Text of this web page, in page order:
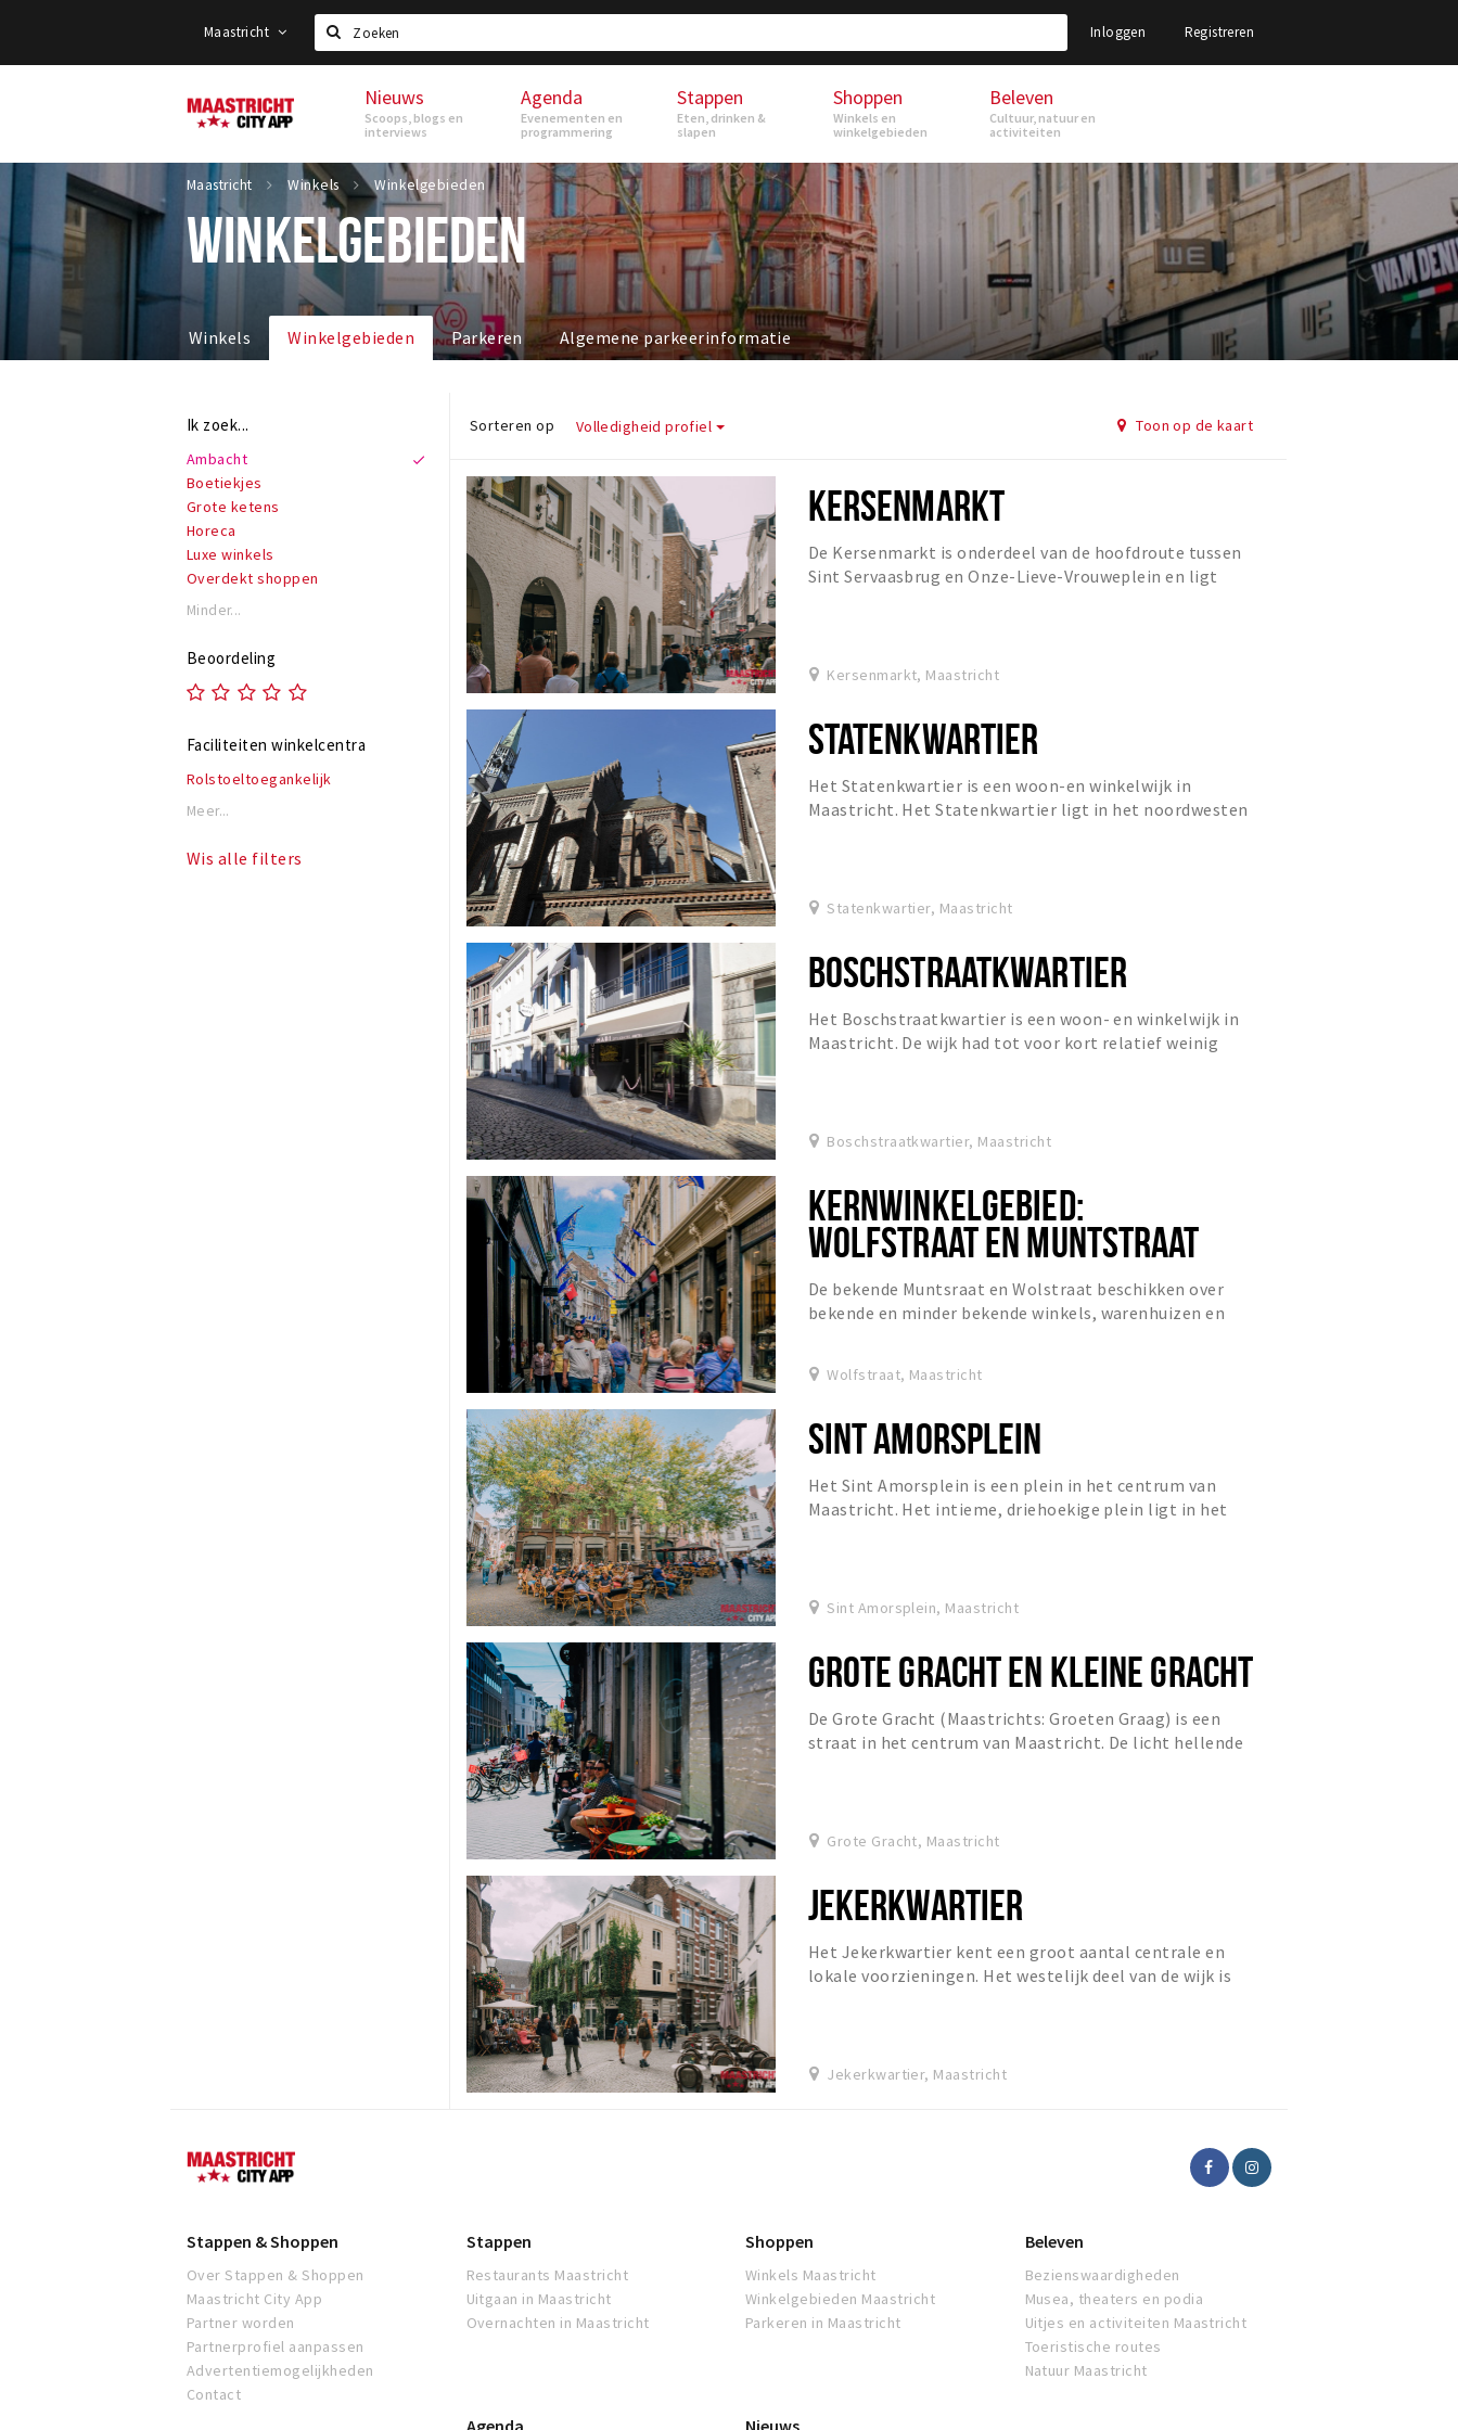
Maastricht
Zoeken
Inloggen Registreren
Maastricht Nieuws
Scoops, blogs en
interviews
Agenda
Evenementen en
programmering
Stappen
Eten, drinken &
slapen
Shoppen
Winkels en
winkelgebieden
Beleven
Cultuur, natuur en
activiteiten
Maastricht Winkels Winkelgebieden
WINKELGEBIEDEN
Winkels Winkelgebieden Parkeren Algemene parkeerinformatie
Ik zoek...
Ambacht
Boetiekjes
Grote ketens
Horeca
Luxe winkels
Overdekt shoppen
Minder...
Beoordeling
Faciliteiten winkelcentra
Rolstoeltoegankelijk
Meer...
Wis alle filters
Sorteren op Volledigheid profiel Toon op de kaart
KERSENMARKT
De Kersenmarkt is onderdeel van de hoofdroute tussen
Sint Servaasbrug en Onze-Lieve-Vrouweplein en ligt
Kersenmarkt, Maastricht
STATENKWARTIER
Het Statenkwartier is een woon-en winkelwijk in
Maastricht. Het Statenkwartier ligt in het noordwesten
Statenkwartier, Maastricht
BOSCHSTRAATKWARTIER
Het Boschstraatkwartier is een woon- en winkelwijk in
Maastricht. De wijk had tot voor kort relatief weinig
Boschstraatkwartier, Maastricht
KERNWINKELGEBIED:
WOLFSTRAAT EN MUNTSTRAAT
De bekende Muntsraat en Wolstraat beschikken over
bekende en minder bekende winkels, warenhuizen en
Wolfstraat, Maastricht
SINT AMORSPLEIN
Het Sint Amorsplein is een plein in het centrum van
Maastricht. Het intieme, driehoekige plein ligt in het
Sint Amorsplein, Maastricht
GROTE GRACHT EN KLEINE GRACHT
De Grote Gracht (Maastrichts: Groeten Graag) is een
straat in het centrum van Maastricht. De licht hellende
Grote Gracht, Maastricht
JEKERKWARTIER
Het Jekerkwartier kent een groot aantal centrale en
lokale voorzieningen. Het westelijk deel van de wijk is
Jekerkwartier, Maastricht
Maastricht
Stappen & Shoppen
Over Stappen & Shoppen
Maastricht City App
Partner worden
Partnerprofiel aanpassen
Advertentiemogelijkheden
Contact
Stappen
Restaurants Maastricht
Uitgaan in Maastricht
Overnachten in Maastricht
Shoppen
Winkels Maastricht
Winkelgebieden Maastricht
Parkeren in Maastricht
Beleven
Bezienswaardigheden
Musea, theaters en podia
Uitjes en activiteiten Maastricht
Toeristische routes
Natuur Maastricht